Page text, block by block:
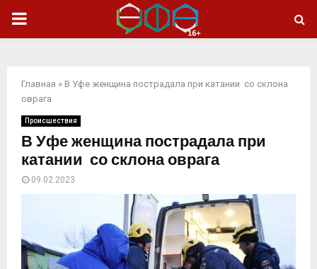
ОСНОВНОЕ
Главная » В Уфе женщина пострадала при катании со склона
оврага
Происшествия
В Уфе женщина пострадала при
катании со склона оврага
09.02.2023